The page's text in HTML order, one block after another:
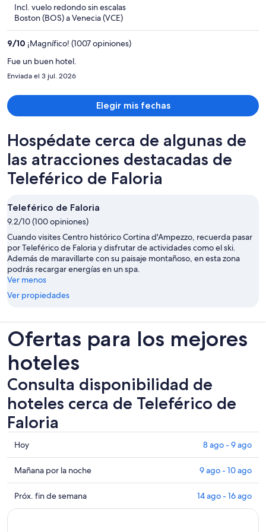
Incl. vuelo redondo sin escalas
Boston (BOS) a Venecia (VCE)
9/10 ¡Magnífico! (1007 opiniones)
Fue un buen hotel.
Enviada el 3 jul. 2026
Elegir mis fechas
Hospédate cerca de algunas de
las atracciones destacadas de
Teleférico de Faloria
Teleférico de Faloria
9.2/10 (100 opiniones)
Cuando visites Centro histórico Cortina d'Ampezzo, recuerda pasar
por Teleférico de Faloria y disfrutar de actividades como el ski.
Además de maravillarte con su paisaje montañoso, en esta zona
podrás recargar energías en un spa.
Ver menos
Ver propiedades
Ofertas para los mejores
hoteles
Consulta disponibilidad de
hoteles cerca de Teleférico de
Faloria
Consultar
los
precios
cerca
de
Teleférico
Hoy 8 ago - 9 ago
Consultar
precios
cerca
de
Mañana por la noche 9 ago - 10 ago
Consultar
precios
Próx. fin de semana 14 ago - 16 ago